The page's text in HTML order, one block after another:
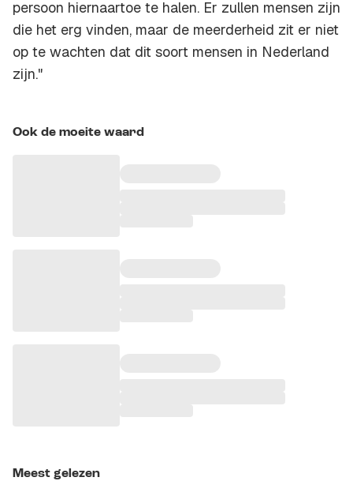
persoon hiernaartoe te halen. Er zullen mensen zijn
die het erg vinden, maar de meerderheid zit er niet
op te wachten dat dit soort mensen in Nederland
zijn."
Ook de moeite waard
Meest gelezen